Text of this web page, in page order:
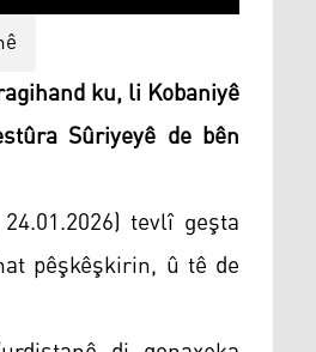
ku, li Kobaniyê
Sûriyeyê de bên
tevlî geşta
pêşkêşkirin, û tê de